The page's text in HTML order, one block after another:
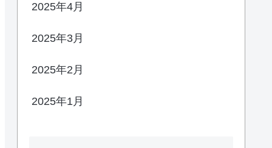
2025年4月
2025年3月
2025年2月
2025年1月